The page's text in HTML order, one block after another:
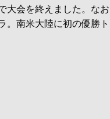
大会を終えました。なお
。南米大陸に初の優勝ト